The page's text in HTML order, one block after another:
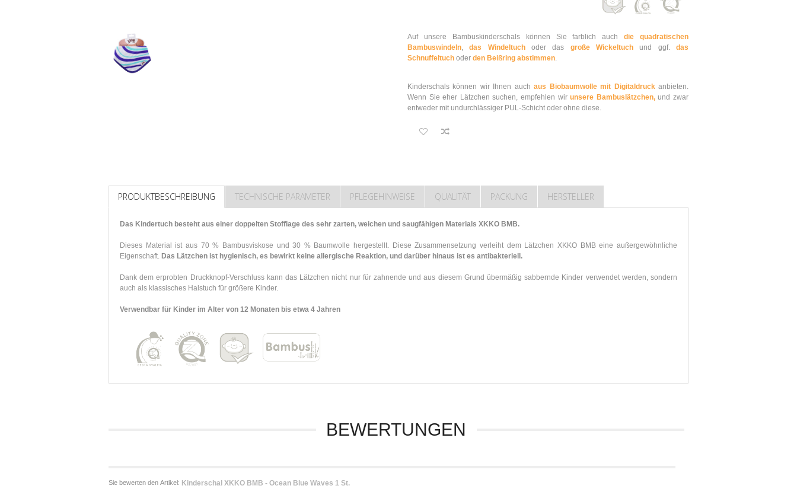
Auf unsere Bambuskinderschals können Sie farblich auchdie quadratischen
Bambuswindeln,das Windeltuchoder das große Wickeltuch und ggf.das
Schnuffeltuch oder den Beißring abstimmen.
Kinderschals können wir Ihnen auchaus Biobaumwolle mit Digitaldruckanbieten.
Wenn Sie eher Lätzchen suchen, empfehlen wirunsere Bambuslätzchen,und zwar
entweder mit undurchlässiger PUL-Schicht oder ohne diese.
PRODUKTBESCHREIBUNG TECHNISCHE PARAMETER PFLEGEHINWEISE QUALITÄT PACKUNG HERSTELLER
Das Kindertuch besteht aus einer doppelten Stofflage des sehr zarten, weichen und saugfähigen Materials XKKO BMB.
Dieses Material ist aus 70 % Bambusviskose und 30 % Baumwolle hergestellt. Diese Zusammensetzung verleiht dem Lätzchen XKKO BMB eine außergewöhnliche
Eigenschaft. Das Lätzchen ist hygienisch, es bewirkt keine allergische Reaktion, und darüber hinaus ist es antibakteriell.
Dank dem erprobten Druckknopf-Verschluss kann das Lätzchen nicht nur für zahnende und aus diesem Grund übermäßig sabbernde Kinder verwendet werden, sondern
auch als klassisches Halstuch für größere Kinder.
Verwendbar für Kinder im Alter von 12 Monaten bis etwa 4 Jahren
BEWERTUNGEN
Sie bewerten den Artikel: Kinderschal XKKO BMB - Ocean Blue Waves 1 St.